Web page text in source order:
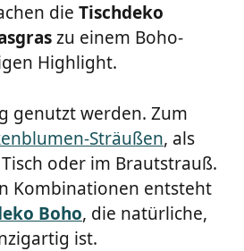
die Tischdeko
zu einem Boho-
Highlight.
genutzt werden. Zum
Sträußen, als
oder im Brautstrauß.
Kombinationen entsteht
Boho, die natürliche,
ist.